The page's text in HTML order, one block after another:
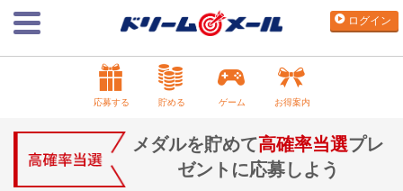
ログイン
応募する 貯める ゲーム お得案内
メダルを貯めて高確率当選プレ
ゼントに応募しよう